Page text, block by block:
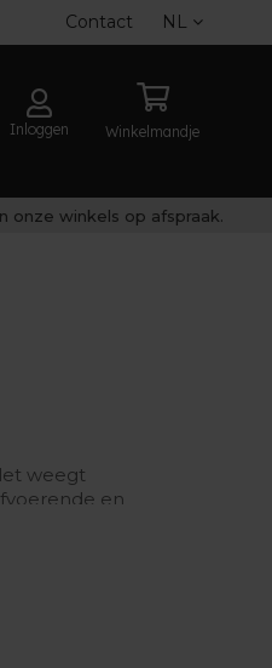
Contact NL
Inloggen Winkelmandje
onze winkels op afspraak.
weegt
en